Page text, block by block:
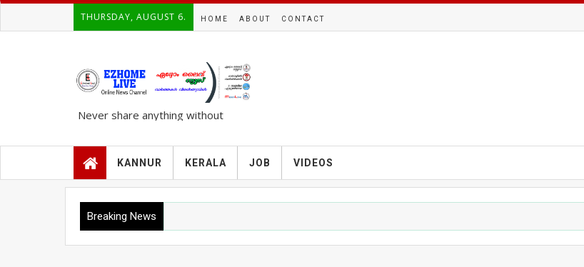
THURSDAY, AUGUST 6. HOME ABOUT CONTACT
Never share anything without
KANNUR KERALA JOB VIDEOS
Breaking News